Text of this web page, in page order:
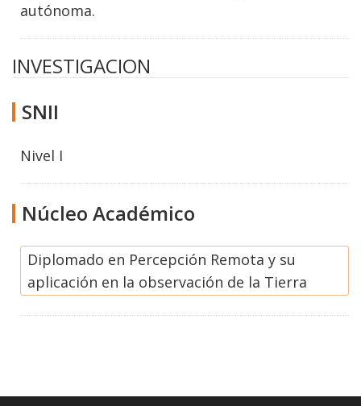
autónoma.
INVESTIGACION
SNII
Nivel I
Núcleo Académico
Diplomado en Percepción Remota y su
aplicación en la observación de la Tierra